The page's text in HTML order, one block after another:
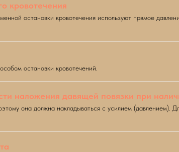
кровотечения
остановки кровотечения используют прямое
остановки кровотечений.
наложения давящей повязки при
она должна накладываться с усилием (давлением).